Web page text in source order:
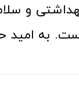
و
به امید